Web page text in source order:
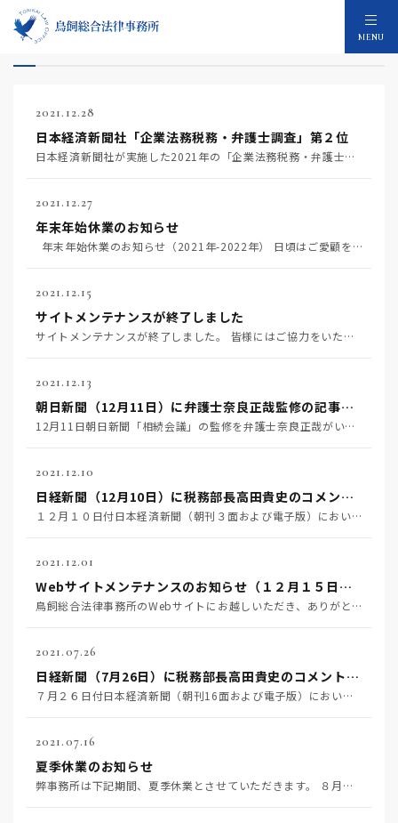
MENU
2021年のお知らせ：12件
2021.12.28
日本経済新聞社「企業法務税務・弁護士調査」第２位
日本経済新聞社が実施した2021年の「企業法務税務・弁護士調査」で 鳥飼重和が税務部門 第２位に選ば…
2021.12.27
年末年始休業のお知らせ
年末年始休業のお知らせ（2021年-2022年） 日頃はご愛顧を賜り厚く御礼申し上げま…
2021.12.15
サイトメンテナンスが終了しました
サイトメンテナンスが終了しました。 皆様にはご協力をいただき有難うございました。 今後とも引き続き弊…
2021.12.13
朝日新聞（12月11日）に弁護士奈良正哉監修の記事が掲載されました
12月11日朝日新聞「相続会議」の監修を弁護士奈良正哉がいたしました。
2021.12.10
日経新聞（12月10日）に税務部長高田貴史のコメントが掲載されました
１２月１０日付日本経済新聞（朝刊３面および電子版）において、記事【政府介入の「お仕着せ」賃上げ 成長…
2021.12.01
Webサイトメンテナンスのお知らせ（１２月１５日水曜 ９時から１７時まで）
鳥飼総合法律事務所のWebサイトにお越しいただき、ありがとうございます。下記の日程にてWebサイトの…
2021.07.26
日経新聞（7月26日）に税務部長高田貴史のコメントが掲載されました
７月２６日付日本経済新聞（朝刊16面および電子版）において、記事【税務の評価、企業に通知 国税庁、「…
2021.07.16
夏季休業のお知らせ
弊事務所は下記期間、夏季休業とさせていただきます。 ８月７日（土）～８月１５日（日） 皆様にはご迷惑…